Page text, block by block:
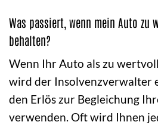
Was passiert, wenn mein Auto zu
behalten?
Wenn Ihr Auto als zu
wird der Insolvenzverwalter
den Erlös zur Begleichung
verwenden. Oft wird Ihnen